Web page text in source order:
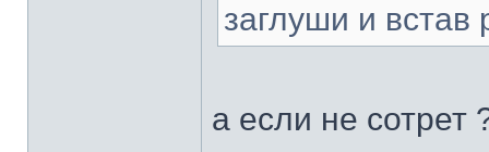
заглуши и встав
а если не сотрет